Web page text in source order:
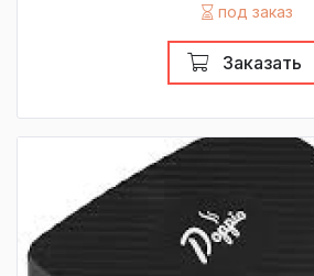
под заказ
Заказать